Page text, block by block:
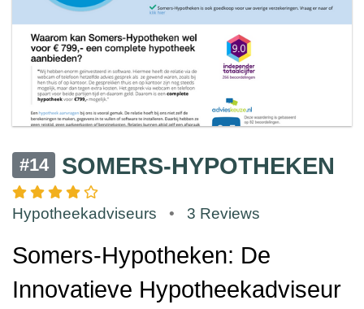
#14 SOMERS-HYPOTHEKEN
Hypotheekadviseurs • 3 Reviews
Somers-Hypotheken: De
Innovatieve Hypotheekadviseur